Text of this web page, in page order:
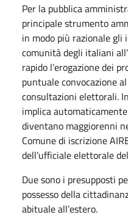
Per la pubblica
principale strumento
in modo più razionale
comunità degli italiani
rapido l’erogazione dei
puntuale convocazione
consultazioni elettorali.
implica
diventano maggiorenni
Comune di iscrizione
dell’ufficiale elettorale
Due sono i presupposti
possesso della
abituale all’estero.